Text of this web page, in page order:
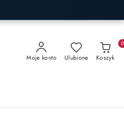
Moje konto Ulubione Koszyk
0